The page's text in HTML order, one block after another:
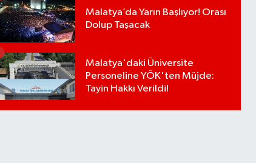
Malatya’da Yarın Başlıyor! Orası
Dolup Taşacak
Malatya'daki Üniversite
Personeline YÖK'ten Müjde:
Tayin Hakkı Verildi!